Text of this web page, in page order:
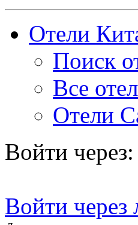
Отели
Поиск
Все
Отели
Войти через:
Войти через